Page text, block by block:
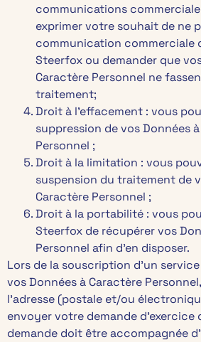
communications
exprimer votre souhait de ne
communication commerciale
Steerfox ou demander que
Caractère Personnel ne
traitement;
Droit à l’effacement : vous
suppression de vos Données
Personnel ;
Droit à la limitation : vous
suspension du traitement de
Caractère Personnel ;
Droit à la portabilité : vous
Steerfox de récupérer vos
Personnel afin d’en disposer.
Lors de la souscription d’un
vos Données à Caractère
l’adresse (postale et/ou
envoyer votre demande d’exercice
demande doit être accompagnée